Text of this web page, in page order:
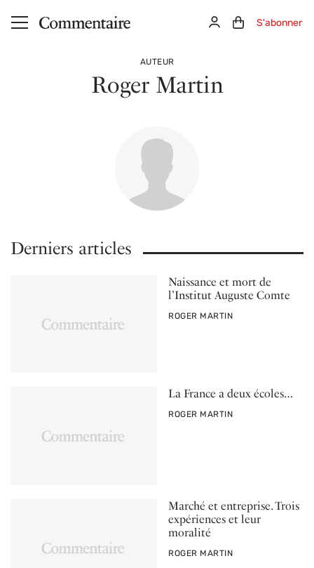
Aller au contenu principal ConnexionPanier (0)
S'abonner
AUTEUR
Roger Martin
Derniers articles
Naissance et mort de
l’Institut Auguste Comte
PAR
ROGER MARTIN
La France a deux écoles…
PAR
ROGER MARTIN
Marché et entreprise. Trois
expériences et leur
moralité
PAR
ROGER MARTIN